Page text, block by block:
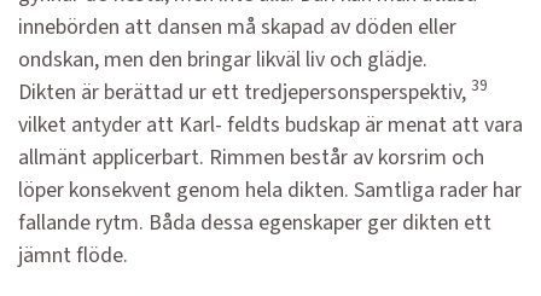
innebörden att dansen må skapad av döden eller
ondskan, men den bringar likväl liv och glädje.
Dikten är berättad ur ett tredjepersonsperspektiv, 39
vilket antyder att Karl- feldts budskap är menat att vara
allmänt applicerbart. Rimmen består av korsrim och
löper konsekvent genom hela dikten. Samtliga rader har
fallande rytm. Båda dessa egenskaper ger dikten ett
jämnt flöde.